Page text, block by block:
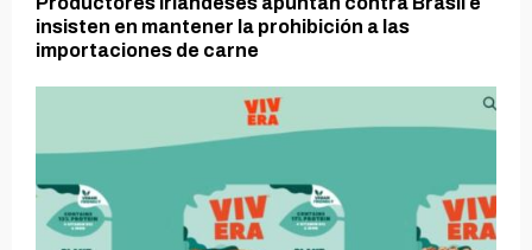
insisten en mantener la prohibición a las
importaciones de carne